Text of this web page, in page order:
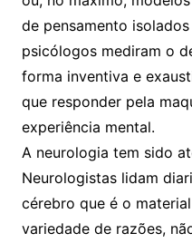
de pensamento
psicólogos mediram o
forma inventiva e
que responder pela
experiência mental.
A neurologia tem sido
Neurologistas lidam
cérebro que é o
variedade de razões,